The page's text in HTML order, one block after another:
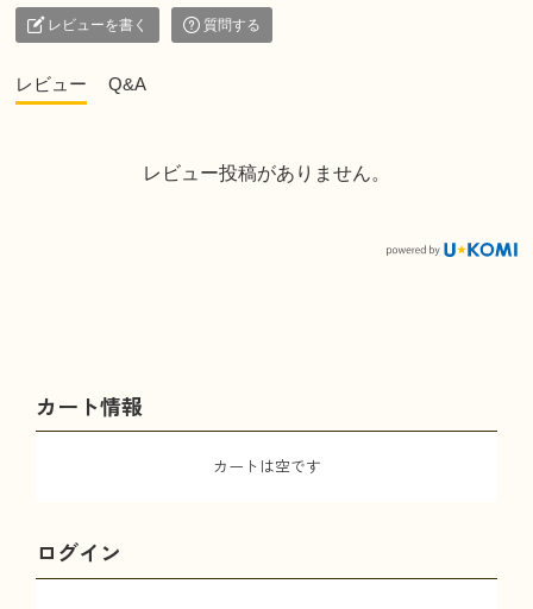
レビューを書く 質問する
レビュー Q&A
レビュー投稿がありません。
カート情報
カートは空です
ログイン